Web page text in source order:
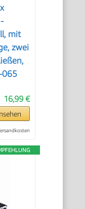
mit
zwei
065
16,99 €